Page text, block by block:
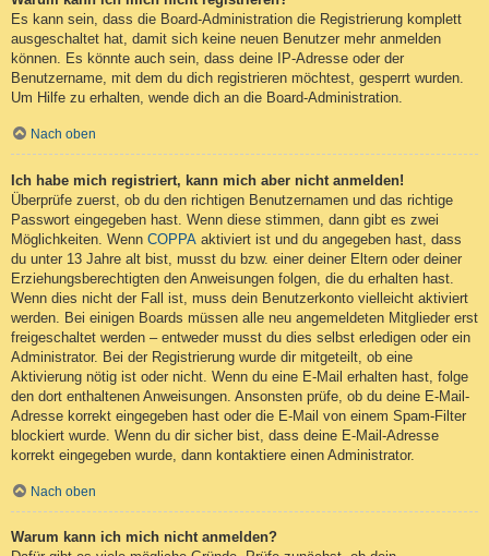
Es kann sein, dass die Board-Administration die Registrierung komplett
ausgeschaltet hat, damit sich keine neuen Benutzer mehr anmelden
können. Es könnte auch sein, dass deine IP-Adresse oder der
Benutzername, mit dem du dich registrieren möchtest, gesperrt wurden.
Um Hilfe zu erhalten, wende dich an die Board-Administration.
Nach oben
Ich habe mich registriert, kann mich aber nicht anmelden!
Überprüfe zuerst, ob du den richtigen Benutzernamen und das richtige
Passwort eingegeben hast. Wenn diese stimmen, dann gibt es zwei
Möglichkeiten. Wenn COPPA aktiviert ist und du angegeben hast, dass
du unter 13 Jahre alt bist, musst du bzw. einer deiner Eltern oder deiner
Erziehungsberechtigten den Anweisungen folgen, die du erhalten hast.
Wenn dies nicht der Fall ist, muss dein Benutzerkonto vielleicht aktiviert
werden. Bei einigen Boards müssen alle neu angemeldeten Mitglieder erst
freigeschaltet werden – entweder musst du dies selbst erledigen oder ein
Administrator. Bei der Registrierung wurde dir mitgeteilt, ob eine
Aktivierung nötig ist oder nicht. Wenn du eine E-Mail erhalten hast, folge
den dort enthaltenen Anweisungen. Ansonsten prüfe, ob du deine E-Mail-
Adresse korrekt eingegeben hast oder die E-Mail von einem Spam-Filter
blockiert wurde. Wenn du dir sicher bist, dass deine E-Mail-Adresse
korrekt eingegeben wurde, dann kontaktiere einen Administrator.
Nach oben
Warum kann ich mich nicht anmelden?